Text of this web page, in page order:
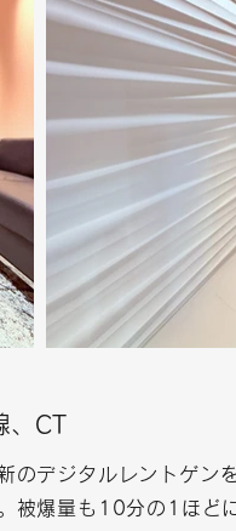
、CT
のデジタルレントゲン
被爆量も10分の1ほど